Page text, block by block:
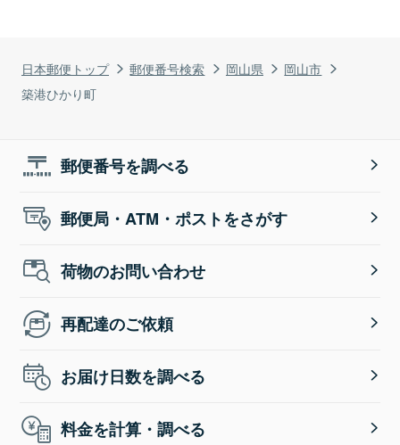
日本郵便トップ 郵便番号検索 岡山県
岡山市
築港ひかり町
郵便番号を調べる
郵便局・ATM・ポストをさがす
荷物のお問い合わせ
再配達のご依頼
お届け日数を調べる
料金を計算・調べる